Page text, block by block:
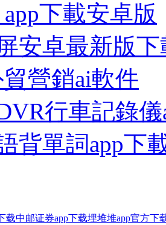
下載安卓版
安卓最新版下
營銷ai軟件
行車記錄
背單詞app下
载中邮证券app下载埋堆堆app官方下